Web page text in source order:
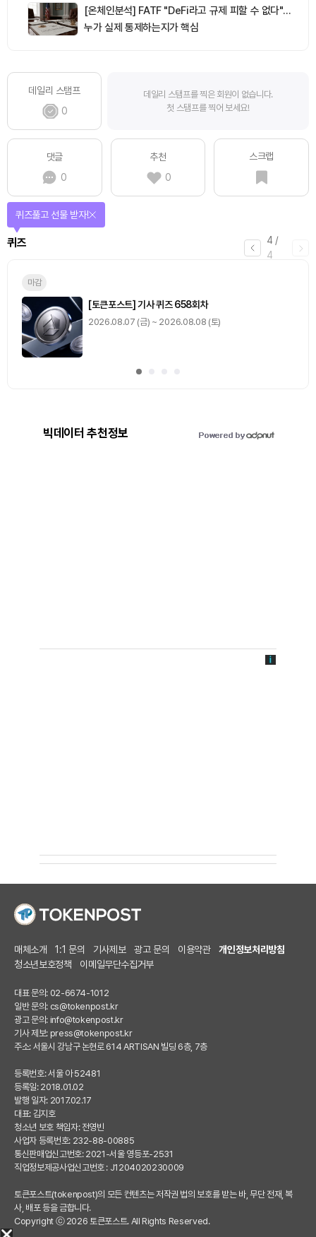
[온체인분석] FATF "DeFi라고 규제 피할 수 없다"…
누가 실제 통제하는지가 핵심
데일리 스탬프
0
데일리 스탬프를 찍은 회원이 없습니다.
첫 스탬프를 찍어 보세요!
댓글
0
추천
0
스크랩
4 /
4
퀴즈
퀴즈풀고 선물 받자!
마감
[토큰포스트] 기사 퀴즈 658회차
2026.08.07 (금) ~ 2026.08.08 (토)
빅데이터 추천정보
매체소개 1:1 문의 기사제보 광고 문의 이용약관
개인정보처리방침
청소년보호정책
이메일무단수집거부
대표 문의: 02-6674-1012
일반 문의: cs@tokenpost.kr
광고 문의: info@tokenpost.kr
기사 제보: press@tokenpost.kr
주소: 서울시 강남구 논현로 614 ARTISAN 빌딩 6층, 7층
등록번호: 서울 아 52481
등록일: 2018.01.02
발행 일자: 2017.02.17
대표: 김지호
청소년 보호 책임자: 전영빈
사업자 등록번호: 232-88-00885
통신판매업신고번호: 2021-서울 영등포-2531
직업정보제공사업신고번호 : J1204020230009
토큰포스트(tokenpost)의 모든 컨텐츠는 저작권 법의 보호를 받는 바, 무단 전재, 복
사, 배포 등을 금합니다.
Copyright ⓒ 2026 토큰포스트. All Rights Reserved.